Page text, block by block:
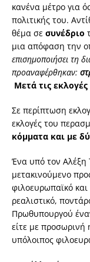
κανένα μέτρο για
πολιτικής του.
θέμα σε συνέδριο
μια απόφαση την
επισημοποιήσει τη
προαναφέρθηκαν:
Μετά τις εκλογές
Σε περίπτωση
εκλογές του
κόμματα και με
Ένα υπό τον Αλέξη
μετακινούμενο
φιλοευρωπαϊκό
ρεαλιστικό,
Πρωθυπουργού
είτε με
υπόλοιπος